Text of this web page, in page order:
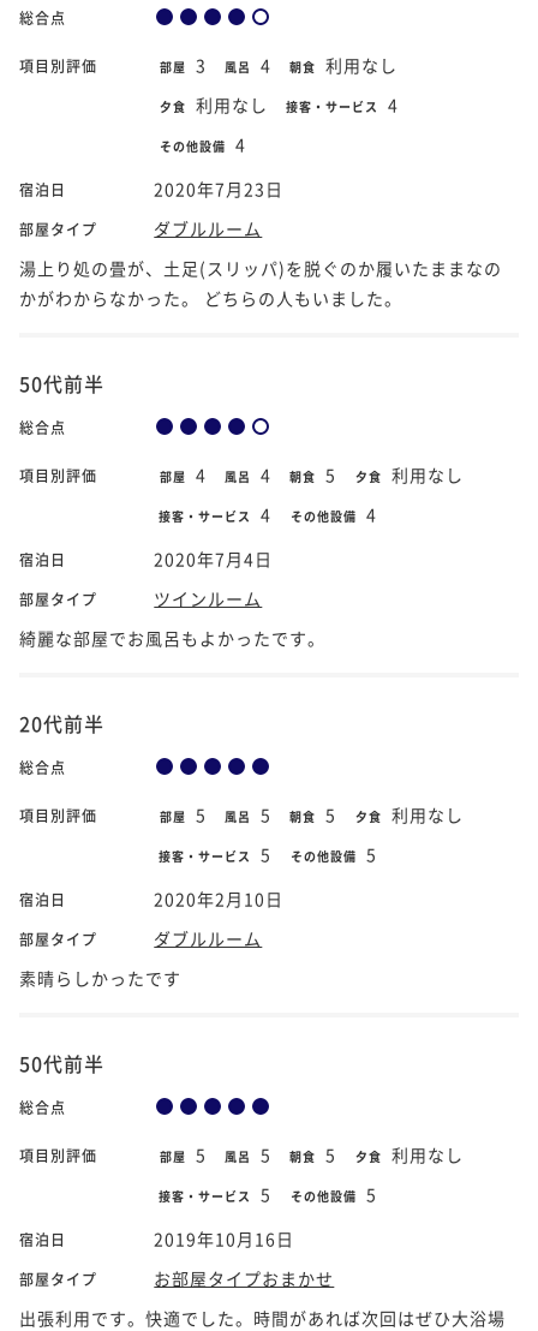
総合点
項目別評価 部屋 3 風呂 4 朝食 利用なし
夕食 利用なし 接客・サービス 4
その他設備 4
宿泊日 2020年7月23日
部屋タイプ
ダブルルーム
湯上り処の畳が、土足(スリッパ)を脱ぐのか履いたままなの
かがわからなかった。 どちらの人もいました。
50代前半
総合点
項目別評価 部屋 4 風呂 4 朝食 5 夕食 利用なし
接客・サービス 4 その他設備 4
宿泊日 2020年7月4日
部屋タイプ
ツインルーム
綺麗な部屋でお風呂もよかったです。
20代前半
総合点
項目別評価 部屋 5 風呂 5 朝食 5 夕食 利用なし
接客・サービス 5 その他設備 5
宿泊日 2020年2月10日
部屋タイプ
ダブルルーム
素晴らしかったです
50代前半
総合点
項目別評価 部屋 5 風呂 5 朝食 5 夕食 利用なし
接客・サービス 5 その他設備 5
宿泊日 2019年10月16日
部屋タイプ
お部屋タイプおまかせ
出張利用です。快適でした。時間があれば次回はぜひ大浴場